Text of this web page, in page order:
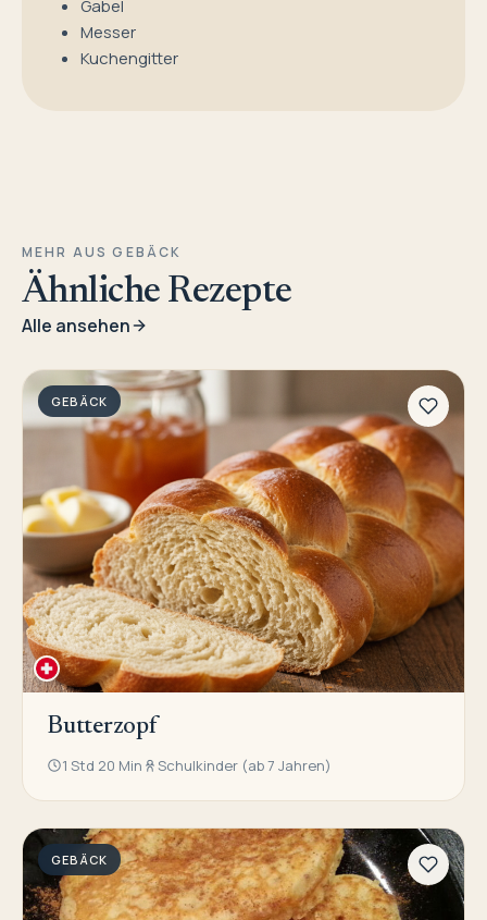
Gabel
Messer
Kuchengitter
MEHR AUS GEBÄCK
Ähnliche Rezepte
Alle ansehen
GEBÄCK
Butterzopf
1 Std 20 Min Schulkinder (ab 7 Jahren)
GEBÄCK